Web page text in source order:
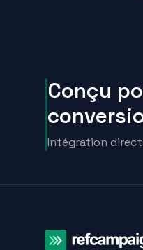
Conçu
Intégration